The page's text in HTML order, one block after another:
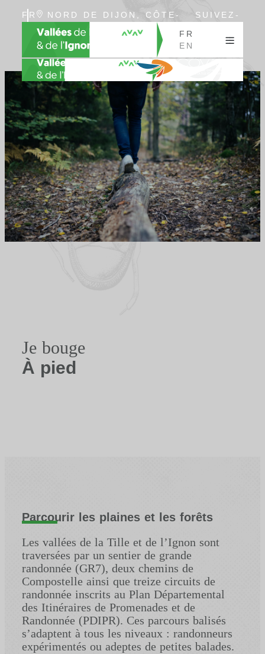
FR
EN
NORD DE DIJON, CÔTE-
D’OR, BOURGOGNE
SUIVEZ-
FR
EN
Je bouge
À pied
Parcourir les plaines et les forêts
Les vallées de la Tille et de l’Ignon sont
traversées par un sentier de grande
randonnée (GR7), deux chemins de
Compostelle ainsi que treize circuits de
randonnée inscrits au Plan Départemental
des Itinéraires de Promenades et de
Randonnée (PDIPR). Ces parcours balisés
s’adaptent à tous les niveaux : randonneurs
expérimentés ou adeptes de petites balades.